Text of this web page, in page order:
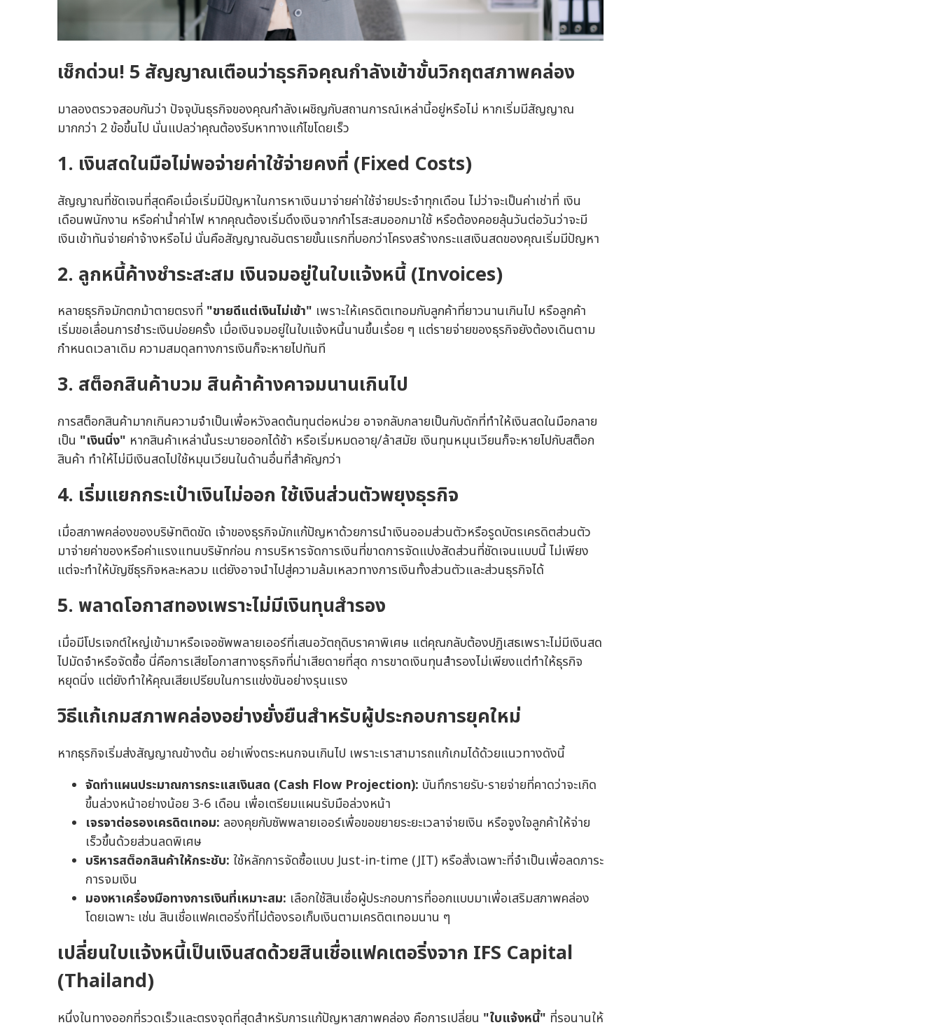
เช็กด่วน! 5 สัญญาณเตือนว่าธุรกิจคุณกำลังเข้าขั้นวิกฤตสภาพคล่อง
มาลองตรวจสอบกันว่า ปัจจุบันธุรกิจของคุณกำลังเผชิญกับสถานการณ์เหล่านี้อยู่หรือไม่ หากเริ่มมีสัญญาณ
มากกว่า 2 ข้อขึ้นไป นั่นแปลว่าคุณต้องรีบหาทางแก้ไขโดยเร็ว
1. เงินสดในมือไม่พอจ่ายค่าใช้จ่ายคงที่ (Fixed Costs)
สัญญาณที่ชัดเจนที่สุดคือเมื่อเริ่มมีปัญหาในการหาเงินมาจ่ายค่าใช้จ่ายประจำทุกเดือน ไม่ว่าจะเป็นค่าเช่าที่ เงิน
เดือนพนักงาน หรือค่าน้ำค่าไฟ หากคุณต้องเริ่มดึงเงินจากกำไรสะสมออกมาใช้ หรือต้องคอยลุ้นวันต่อวันว่าจะมี
เงินเข้าทันจ่ายค่าจ้างหรือไม่ นั่นคือสัญญาณอันตรายขั้นแรกที่บอกว่าโครงสร้างกระแสเงินสดของคุณเริ่มมีปัญหา
2. ลูกหนี้ค้างชำระสะสม เงินจมอยู่ในใบแจ้งหนี้ (Invoices)
หลายธุรกิจมักตกม้าตายตรงที่ "ขายดีแต่เงินไม่เข้า" เพราะให้เครดิตเทอมกับลูกค้าที่ยาวนานเกินไป หรือลูกค้า
เริ่มขอเลื่อนการชำระเงินบ่อยครั้ง เมื่อเงินจมอยู่ในใบแจ้งหนี้นานขึ้นเรื่อย ๆ แต่รายจ่ายของธุรกิจยังต้องเดินตาม
กำหนดเวลาเดิม ความสมดุลทางการเงินก็จะหายไปทันที
3. สต็อกสินค้าบวม สินค้าค้างคาจมนานเกินไป
การสต็อกสินค้ามากเกินความจำเป็นเพื่อหวังลดต้นทุนต่อหน่วย อาจกลับกลายเป็นกับดักที่ทำให้เงินสดในมือกลาย
เป็น "เงินนิ่ง" หากสินค้าเหล่านั้นระบายออกได้ช้า หรือเริ่มหมดอายุ/ล้าสมัย เงินทุนหมุนเวียนก็จะหายไปกับสต็อก
สินค้า ทำให้ไม่มีเงินสดไปใช้หมุนเวียนในด้านอื่นที่สำคัญกว่า
4. เริ่มแยกกระเป๋าเงินไม่ออก ใช้เงินส่วนตัวพยุงธุรกิจ
เมื่อสภาพคล่องของบริษัทติดขัด เจ้าของธุรกิจมักแก้ปัญหาด้วยการนำเงินออมส่วนตัวหรือรูดบัตรเครดิตส่วนตัว
มาจ่ายค่าของหรือค่าแรงแทนบริษัทก่อน การบริหารจัดการเงินที่ขาดการจัดแบ่งสัดส่วนที่ชัดเจนแบบนี้ ไม่เพียง
แต่จะทำให้บัญชีธุรกิจหละหลวม แต่ยังอาจนำไปสู่ความล้มเหลวทางการเงินทั้งส่วนตัวและส่วนธุรกิจได้
5. พลาดโอกาสทองเพราะไม่มีเงินทุนสำรอง
เมื่อมีโปรเจกต์ใหญ่เข้ามาหรือเจอซัพพลายเออร์ที่เสนอวัตถุดิบราคาพิเศษ แต่คุณกลับต้องปฏิเสธเพราะไม่มีเงินสด
ไปมัดจำหรือจัดซื้อ นี่คือการเสียโอกาสทางธุรกิจที่น่าเสียดายที่สุด การขาดเงินทุนสำรองไม่เพียงแต่ทำให้ธุรกิจ
หยุดนิ่ง แต่ยังทำให้คุณเสียเปรียบในการแข่งขันอย่างรุนแรง
วิธีแก้เกมสภาพคล่องอย่างยั่งยืนสำหรับผู้ประกอบการยุคใหม่
หากธุรกิจเริ่มส่งสัญญาณข้างต้น อย่าเพิ่งตระหนกจนเกินไป เพราะเราสามารถแก้เกมได้ด้วยแนวทางดังนี้
จัดทำแผนประมาณการกระแสเงินสด (Cash Flow Projection): บันทึกรายรับ-รายจ่ายที่คาดว่าจะเกิด
ขึ้นล่วงหน้าอย่างน้อย 3-6 เดือน เพื่อเตรียมแผนรับมือล่วงหน้า
เจรจาต่อรองเครดิตเทอม: ลองคุยกับซัพพลายเออร์เพื่อขอขยายระยะเวลาจ่ายเงิน หรือจูงใจลูกค้าให้จ่าย
เร็วขึ้นด้วยส่วนลดพิเศษ
บริหารสต็อกสินค้าให้กระชับ: ใช้หลักการจัดซื้อแบบ Just-in-time (JIT) หรือสั่งเฉพาะที่จำเป็นเพื่อลดภาระ
การจมเงิน
มองหาเครื่องมือทางการเงินที่เหมาะสม: เลือกใช้สินเชื่อผู้ประกอบการที่ออกแบบมาเพื่อเสริมสภาพคล่อง
โดยเฉพาะ เช่น สินเชื่อแฟคเตอริ่งที่ไม่ต้องรอเก็บเงินตามเครดิตเทอมนาน ๆ
เปลี่ยนใบแจ้งหนี้เป็นเงินสดด้วยสินเชื่อแฟคเตอริ่งจาก IFS Capital
(Thailand)
หนึ่งในทางออกที่รวดเร็วและตรงจุดที่สุดสำหรับการแก้ปัญหาสภาพคล่อง คือการเปลี่ยน "ใบแจ้งหนี้" ที่รอนานให้